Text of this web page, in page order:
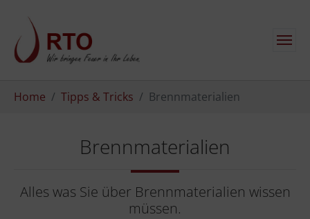
Home Tipps & Tricks Brennmaterialien
Brennmaterialien
Alles was Sie über Brennmaterialien wissen
müssen.